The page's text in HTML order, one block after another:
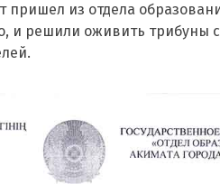
из отдела
и решили оживить трибуны